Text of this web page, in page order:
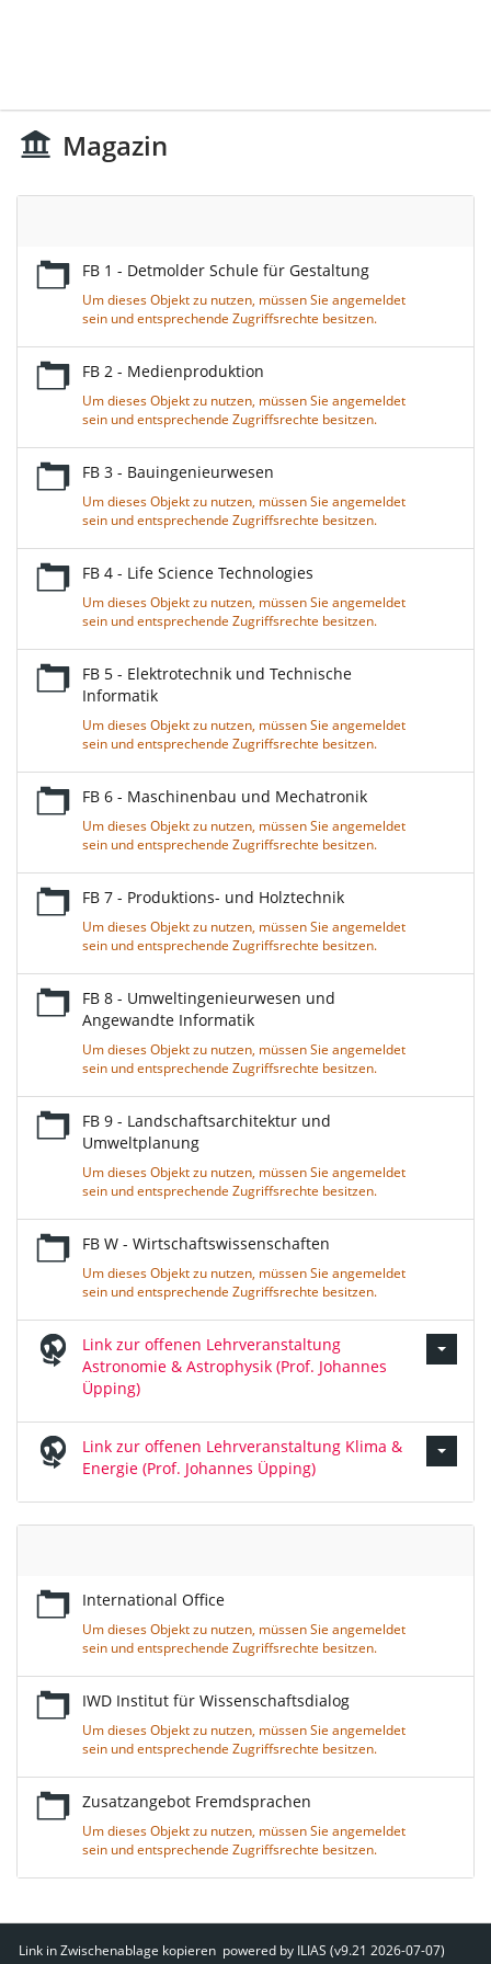
Magazin
FB 1 - Detmolder Schule für Gestaltung
Um dieses Objekt zu nutzen, müssen Sie angemeldet
sein und entsprechende Zugriffsrechte besitzen.
FB 2 - Medienproduktion
Um dieses Objekt zu nutzen, müssen Sie angemeldet
sein und entsprechende Zugriffsrechte besitzen.
FB 3 - Bauingenieurwesen
Um dieses Objekt zu nutzen, müssen Sie angemeldet
sein und entsprechende Zugriffsrechte besitzen.
FB 4 - Life Science Technologies
Um dieses Objekt zu nutzen, müssen Sie angemeldet
sein und entsprechende Zugriffsrechte besitzen.
FB 5 - Elektrotechnik und Technische
Informatik
Um dieses Objekt zu nutzen, müssen Sie angemeldet
sein und entsprechende Zugriffsrechte besitzen.
FB 6 - Maschinenbau und Mechatronik
Um dieses Objekt zu nutzen, müssen Sie angemeldet
sein und entsprechende Zugriffsrechte besitzen.
FB 7 - Produktions- und Holztechnik
Um dieses Objekt zu nutzen, müssen Sie angemeldet
sein und entsprechende Zugriffsrechte besitzen.
FB 8 - Umweltingenieurwesen und
Angewandte Informatik
Um dieses Objekt zu nutzen, müssen Sie angemeldet
sein und entsprechende Zugriffsrechte besitzen.
FB 9 - Landschaftsarchitektur und
Umweltplanung
Um dieses Objekt zu nutzen, müssen Sie angemeldet
sein und entsprechende Zugriffsrechte besitzen.
FB W - Wirtschaftswissenschaften
Um dieses Objekt zu nutzen, müssen Sie angemeldet
sein und entsprechende Zugriffsrechte besitzen.
Link zur offenen Lehrveranstaltung
Astronomie & Astrophysik (Prof. Johannes
Üpping)
Link zur offenen Lehrveranstaltung Klima &
Energie (Prof. Johannes Üpping)
International Office
Um dieses Objekt zu nutzen, müssen Sie angemeldet
sein und entsprechende Zugriffsrechte besitzen.
IWD Institut für Wissenschaftsdialog
Um dieses Objekt zu nutzen, müssen Sie angemeldet
sein und entsprechende Zugriffsrechte besitzen.
Zusatzangebot Fremdsprachen
Um dieses Objekt zu nutzen, müssen Sie angemeldet
sein und entsprechende Zugriffsrechte besitzen.
Link in Zwischenablage kopieren powered by ILIAS (v9.21 2026-07-07)